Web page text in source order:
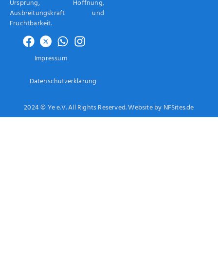
Ursprung, Hoffnung,
Ausbreitungskraft und
Fruchtbarkeit.
Impressum
Datenschutzerklärung
2024 © Ye e.V. All Rights Reserved. Website by NFSites.de